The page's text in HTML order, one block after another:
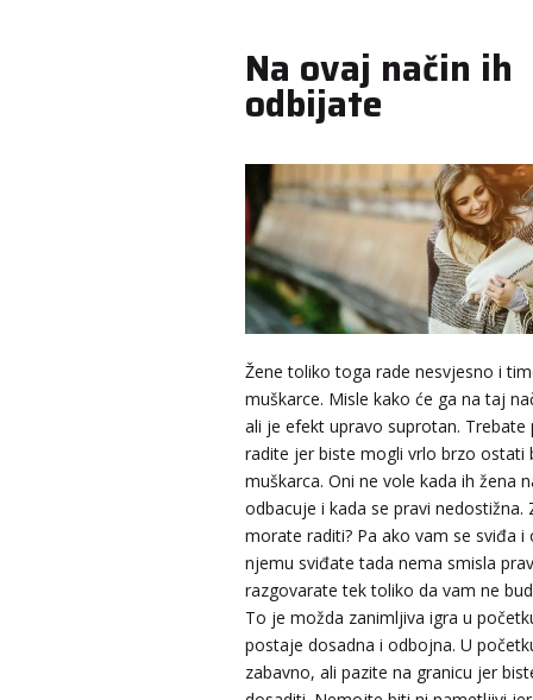
Na ovaj način ih
odbijate
Žene toliko toga rade nesvjesno i
muškarce. Misle kako će ga na taj
ali je efekt upravo suprotan. Trebate
radite jer biste mogli vrlo brzo ostati
muškarca. Oni ne vole kada ih žena
odbacuje i kada se pravi nedostižna.
morate raditi? Pa ako vam se sviđa i
njemu sviđate tada nema smisla
razgovarate tek toliko da vam ne
To je možda zanimljiva igra u
postaje dosadna i odbojna. U
zabavno, ali pazite na granicu jer